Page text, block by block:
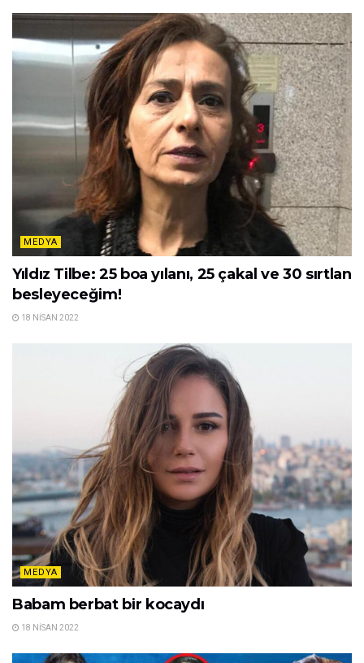
MEDYA
Yıldız Tilbe: 25 boa yılanı, 25 çakal ve 30 sırtlan
besleyeceğim!
18 NISAN 2022
MEDYA
Babam berbat bir kocaydı
18 NISAN 2022